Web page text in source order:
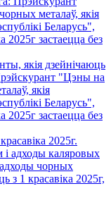
металаў, якія
Беларусь",
2025г застаецца без
якія дзейнічаюць
"Цэны на
якія
Беларусь",
2025г застаецца без
2025г.
адходы каляровых
чорных
з 1 красавiка 2025г,